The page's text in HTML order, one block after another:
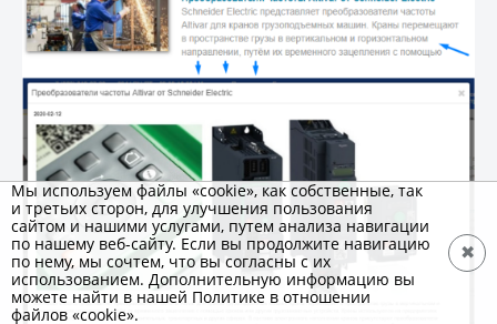
Мы используем файлы «cookie», как собственные, так
и третьих сторон, для улучшения пользования
сайтом и нашими услугами, путем анализа навигации
по нашему веб-сайту. Если вы продолжите навигацию
по нему, мы сочтем, что вы согласны с их
использованием. Дополнительную информацию вы
можете найти в нашей Политике в отношении
файлов «cookie».
✖